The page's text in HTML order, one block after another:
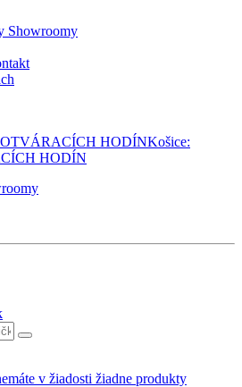
Showroomy
Košice:
HODÍN
v žiadosti žiadne produkty